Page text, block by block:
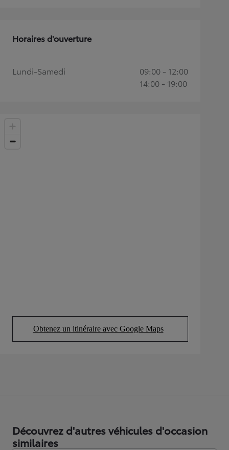
Obtenez un itinéraire avec Google Maps
(Opens in new tab)
Horaires d'ouverture
Lundi-Samedi
09:00 - 12:00
14:00 - 19:00
Découvrez d'autres véhicules d'occasion
similaires